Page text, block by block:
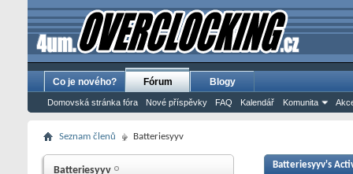
Co je nového? Fórum
Domovská stránka fóra Nové příspěvky FAQ Kalendář Komunita
Blogy
Seznam členů Batteriesyyv
Batteriesyyv Batteriesyyv's